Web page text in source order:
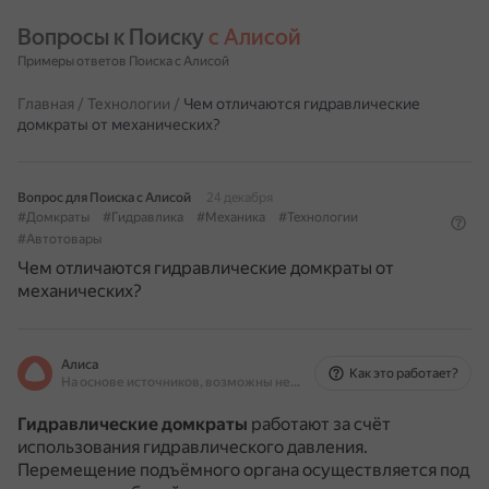
Вопросы к Поиску с Алисой
Примеры ответов Поиска с Алисой
Главная / Технологии / Чем отличаются гидравлические
домкраты от механических?
Вопрос для Поиска с Алисой
24 декабря
#Домкраты
#Гидравлика #Механика
#Технологии
#Автотовары
Чем отличаются гидравлические домкраты от
механических?
Алиса
На основе источников, возможны неточности
Как это работает?
Гидравлические домкраты работают за счёт
использования гидравлического давления.
Перемещение подъёмного органа осуществляется под